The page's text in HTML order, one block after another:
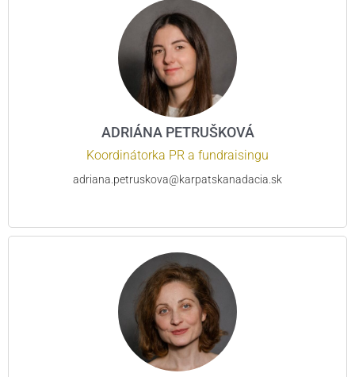
ADRIÁNA PETRUŠKOVÁ
Koordinátorka PR a fundraisingu
adriana.petruskova@karpatskanadacia.sk